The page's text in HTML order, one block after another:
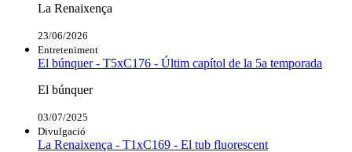
La Renaixença
23/06/2026
Entreteniment
El búnquer - T5xC176 - Últim capítol de la 5a temporada
El búnquer
03/07/2025
Divulgació
La Renaixença - T1xC169 - El tub fluorescent